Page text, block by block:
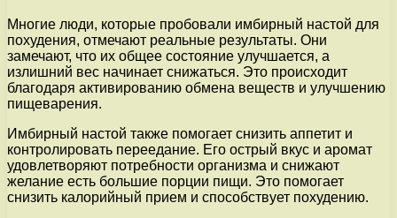
Многие люди, которые пробовали имбирный настой для
похудения, отмечают реальные результаты. Они
замечают, что их общее состояние улучшается, а
излишний вес начинает снижаться. Это происходит
благодаря активированию обмена веществ и улучшению
пищеварения.
Имбирный настой также помогает снизить аппетит и
контролировать переедание. Его острый вкус и аромат
удовлетворяют потребности организма и снижают
желание есть большие порции пищи. Это помогает
снизить калорийный прием и способствует похудению.